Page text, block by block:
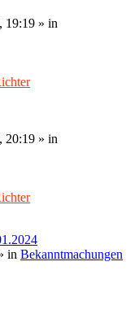
19:19 » in
20:19 » in
in Bekanntmachungen